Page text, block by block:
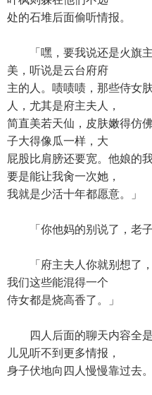
处的石堆后面偷听情报。
「嘿，要我说还是火旗主
美，听说是云台府府
主的人。啧啧啧，那些侍女
人，尤其是府主夫人，
简直美若天仙，皮肤嫩得仿
子大得像瓜一样，大
屁股比肩膀还要宽。他娘的
要是能让我肏一次她，
我就是少活十年都愿意。」
「你他妈的别说了，老子
「府主夫人你就别想了，
我们这些能混得一个
侍女都是烧高香了。」
四人后面的聊天内容全是
儿见听不到更多情报，
身子伏地向四人慢慢靠过去。